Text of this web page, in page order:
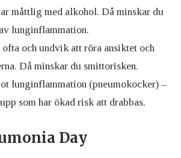
måttlig med alkohol. Då minskar du
lunginflammation.
ofta och undvik att röra ansiktet och
Då minskar du smittorisken.
lunginflammation (pneumokocker) –
som har ökad risk att drabbas.
Day